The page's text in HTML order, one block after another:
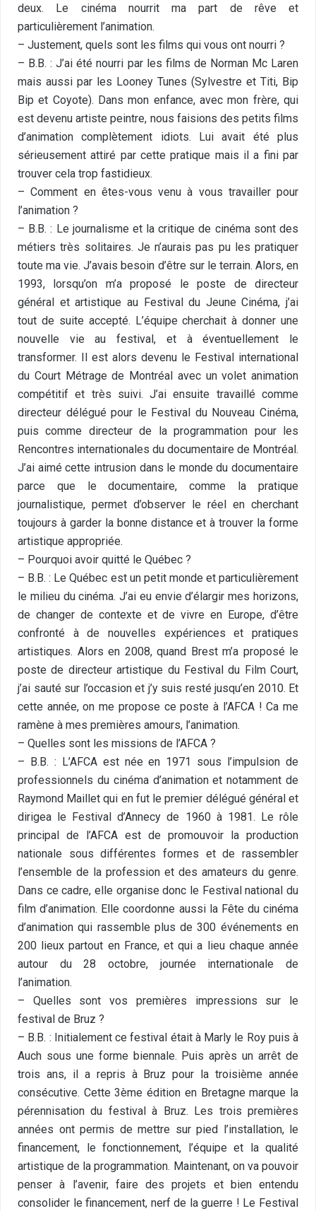
deux. Le cinéma nourrit ma part de rêve et
particulièrement l’animation.
– Justement, quels sont les films qui vous ont nourri ?
– B.B. : J’ai été nourri par les films de Norman Mc Laren
mais aussi par les Looney Tunes (Sylvestre et Titi, Bip
Bip et Coyote). Dans mon enfance, avec mon frère, qui
est devenu artiste peintre, nous faisions des petits films
d’animation complètement idiots. Lui avait été plus
sérieusement attiré par cette pratique mais il a fini par
trouver cela trop fastidieux.
– Comment en êtes-vous venu à vous travailler pour
l’animation ?
– B.B. : Le journalisme et la critique de cinéma sont des
métiers très solitaires. Je n’aurais pas pu les pratiquer
toute ma vie. J’avais besoin d’être sur le terrain. Alors, en
1993, lorsqu’on m’a proposé le poste de directeur
général et artistique au Festival du Jeune Cinéma, j’ai
tout de suite accepté. L’équipe cherchait à donner une
nouvelle vie au festival, et à éventuellement le
transformer. Il est alors devenu le Festival international
du Court Métrage de Montréal avec un volet animation
compétitif et très suivi. J’ai ensuite travaillé comme
directeur délégué pour le Festival du Nouveau Cinéma,
puis comme directeur de la programmation pour les
Rencontres internationales du documentaire de Montréal.
J’ai aimé cette intrusion dans le monde du documentaire
parce que le documentaire, comme la pratique
journalistique, permet d’observer le réel en cherchant
toujours à garder la bonne distance et à trouver la forme
artistique appropriée.
– Pourquoi avoir quitté le Québec ?
– B.B. : Le Québec est un petit monde et particulièrement
le milieu du cinéma. J’ai eu envie d’élargir mes horizons,
de changer de contexte et de vivre en Europe, d’être
confronté à de nouvelles expériences et pratiques
artistiques. Alors en 2008, quand Brest m’a proposé le
poste de directeur artistique du Festival du Film Court,
j’ai sauté sur l’occasion et j’y suis resté jusqu’en 2010. Et
cette année, on me propose ce poste à l’AFCA ! Ca me
ramène à mes premières amours, l’animation.
– Quelles sont les missions de l’AFCA ?
– B.B. : L’AFCA est née en 1971 sous l’impulsion de
professionnels du cinéma d’animation et notamment de
Raymond Maillet qui en fut le premier délégué général et
dirigea le Festival d’Annecy de 1960 à 1981. Le rôle
principal de l’AFCA est de promouvoir la production
nationale sous différentes formes et de rassembler
l’ensemble de la profession et des amateurs du genre.
Dans ce cadre, elle organise donc le Festival national du
film d’animation. Elle coordonne aussi la Fête du cinéma
d’animation qui rassemble plus de 300 événements en
200 lieux partout en France, et qui a lieu chaque année
autour du 28 octobre, journée internationale de
l’animation.
– Quelles sont vos premières impressions sur le
festival de Bruz ?
– B.B. : Initialement ce festival était à Marly le Roy puis à
Auch sous une forme biennale. Puis après un arrêt de
trois ans, il a repris à Bruz pour la troisième année
consécutive. Cette 3ème édition en Bretagne marque la
pérennisation du festival à Bruz. Les trois premières
années ont permis de mettre sur pied l’installation, le
financement, le fonctionnement, l’équipe et la qualité
artistique de la programmation. Maintenant, on va pouvoir
penser à l’avenir, faire des projets et bien entendu
consolider le financement, nerf de la guerre ! Le Festival